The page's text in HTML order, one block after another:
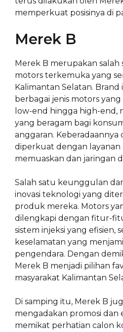
memperkuat posisinya di
Merek B
Merek B merupakan salah
motors terkemuka yang
Kalimantan Selatan. Brand
berbagai jenis motors
low-end hingga high-end,
yang beragam bagi
anggaran. Keberadaannya
diperkuat dengan layanan
memuaskan dan jaringan
Salah satu keunggulan
inovasi teknologi yang
produk mereka. Motors
dilengkapi dengan fitur-
sistem injeksi yang efisien,
keselamatan yang
pengendara. Dengan
Merek B menjadi pilihan
masyarakat Kalimantan
Di samping itu, Merek B
mengadakan promosi dan
memikat perhatian calon